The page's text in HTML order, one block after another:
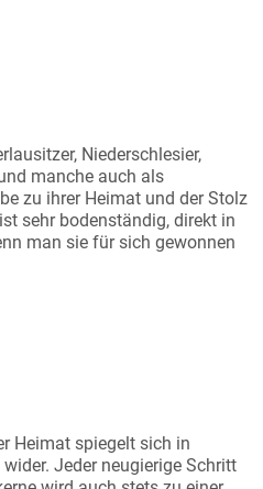
Niederschlesier,
manche auch als
zu ihrer Heimat und der Stolz
sehr bodenständig, direkt in
man sie für sich gewonnen
Heimat spiegelt sich in
Jeder neugierige Schritt